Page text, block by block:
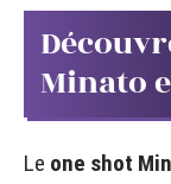
Minato
Le one shot